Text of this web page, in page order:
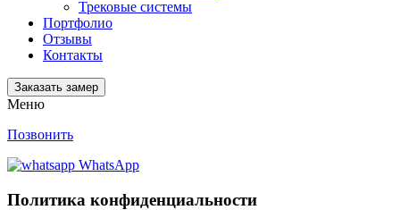
Трековые системы
Портфолио
Отзывы
Контакты
Заказать замер
Меню
Позвонить
WhatsApp
Политика конфиденциальности